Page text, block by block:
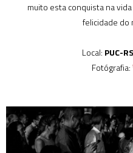
muito esta conquista na
felicidade do
Local: PUC-
Fotógrafia: